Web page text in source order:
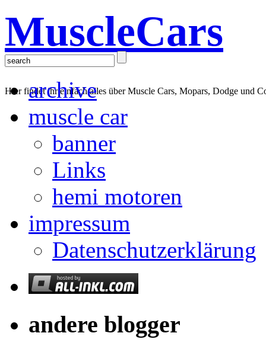
MuscleCars
Hier findet ihr einfach alles über Muscle Cars, Mopars, Dodge und
archive
muscle car
banner
Links
hemi motoren
impressum
Datenschutzerklärung
andere blogger